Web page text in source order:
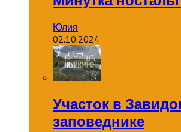
Юлия
02.10.2024
Участок в
заповеднике